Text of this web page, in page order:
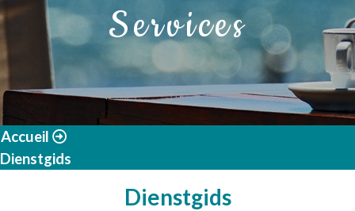
Services
Accueil
Dienstgids
Dienstgids